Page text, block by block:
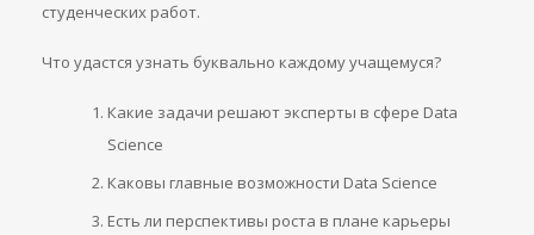
студенческих работ.
Что удастся узнать буквально каждому учащемуся?
Какие задачи решают эксперты в сфере Data
Science
Каковы главные возможности Data Science
Есть ли перспективы роста в плане карьеры